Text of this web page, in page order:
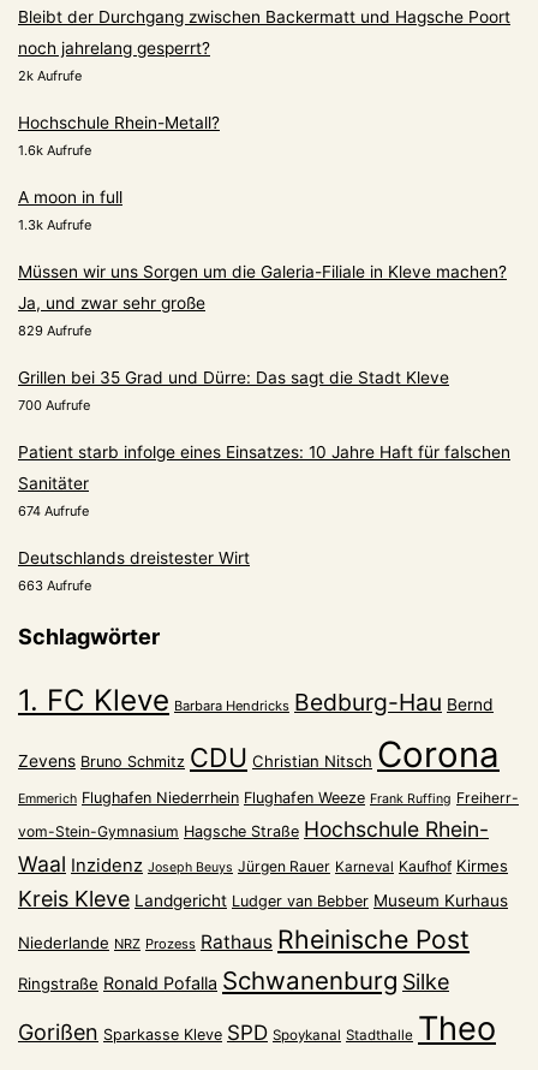
Bleibt der Durchgang zwischen Backermatt und Hagsche Poort
noch jahrelang gesperrt?
2k Aufrufe
Hochschule Rhein-Metall?
1.6k Aufrufe
A moon in full
1.3k Aufrufe
Müssen wir uns Sorgen um die Galeria-Filiale in Kleve machen?
Ja, und zwar sehr große
829 Aufrufe
Grillen bei 35 Grad und Dürre: Das sagt die Stadt Kleve
700 Aufrufe
Patient starb infolge eines Einsatzes: 10 Jahre Haft für falschen
Sanitäter
674 Aufrufe
Deutschlands dreistester Wirt
663 Aufrufe
Schlagwörter
1. FC Kleve Barbara Hendricks Bedburg-Hau Bernd
Zevens Bruno Schmitz CDU Christian Nitsch Corona
Emmerich Flughafen Niederrhein Flughafen Weeze Frank Ruffing Freiherr-
vom-Stein-Gymnasium Hagsche Straße Hochschule Rhein-
Waal Inzidenz Joseph Beuys Jürgen Rauer Karneval Kaufhof Kirmes
Kreis Kleve Landgericht Ludger van Bebber Museum Kurhaus
Niederlande NRZ Prozess Rathaus Rheinische Post
Ringstraße Ronald Pofalla Schwanenburg Silke
Gorißen Sparkasse Kleve SPD Spoykanal Stadthalle Theo